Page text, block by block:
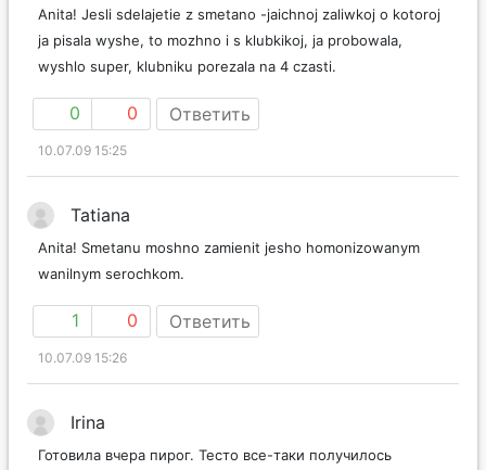
Anita! Jesli sdelajetie z smetano -jaichnoj zaliwkoj o kotoroj
ja pisala wyshe, to mozhno i s klubkikoj, ja probowala,
wyshlo super, klubniku porezala na 4 czasti.
0 0 Ответить
10.07.09 15:25
Tatiana
Anita! Smetanu moshno zamienit jesho homonizowanym
wanilnym serochkom.
1 0 Ответить
10.07.09 15:26
Irina
Готовила вчера пирог. Тесто все-таки получилось